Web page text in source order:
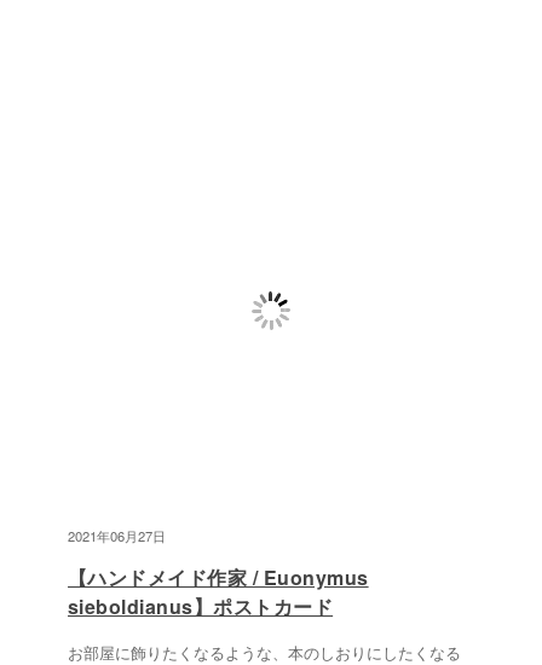
2021年06月27日
【ハンドメイド作家 / Euonymus
sieboldianus】ポストカード
お部屋に飾りたくなるような、本のしおりにしたくなる